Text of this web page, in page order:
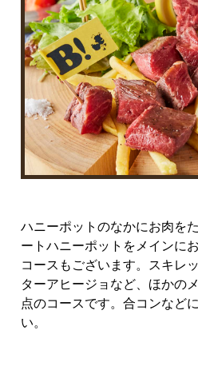
ハニーポットのなかにお肉を
ートハニーポットをメインに
コースもございます。スキレ
ターアヒージョなど、ほかの
点のコースです。合コンなど
い。